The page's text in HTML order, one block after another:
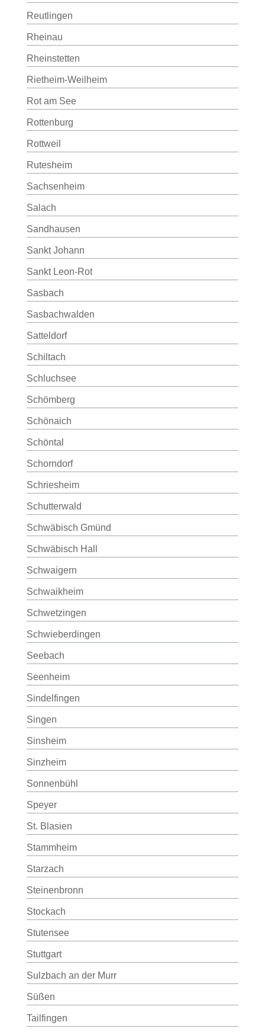
Reutlingen
Rheinau
Rheinstetten
Rietheim-Weilheim
Rot am See
Rottenburg
Rottweil
Rutesheim
Sachsenheim
Salach
Sandhausen
Sankt Johann
Sankt Leon-Rot
Sasbach
Sasbachwalden
Satteldorf
Schiltach
Schluchsee
Schömberg
Schönaich
Schöntal
Schorndorf
Schriesheim
Schutterwald
Schwäbisch Gmünd
Schwäbisch Hall
Schwaigern
Schwaikheim
Schwetzingen
Schwieberdingen
Seebach
Seenheim
Sindelfingen
Singen
Sinsheim
Sinzheim
Sonnenbühl
Speyer
St. Blasien
Stammheim
Starzach
Steinenbronn
Stockach
Stutensee
Stuttgart
Sulzbach an der Murr
Süßen
Tailfingen